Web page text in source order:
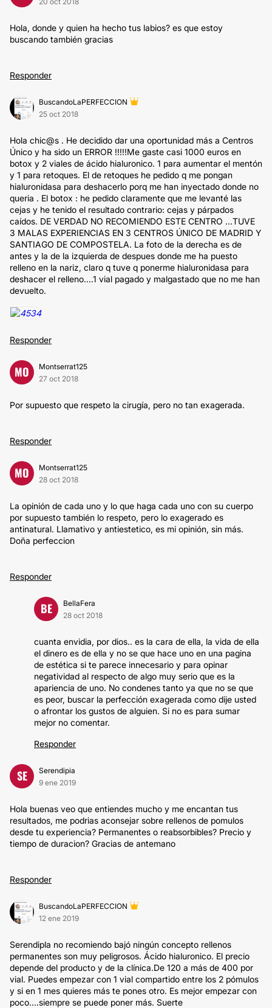
Hola, donde y quien ha hecho tus labios? es que estoy
buscando también gracias
Responder
BuscandoLaPERFECCION
25 oct 2018
Hola chic@s . He decidido dar una oportunidad más a Centros
Único y ha sido un ERROR !!!!!Me gaste casi 1000 euros en
botox y 2 viales de ácido hialuronico. 1 para aumentar el mentón
y 1 para retoques. El de retoques he pedido q me pongan
hialuronidasa para deshacerlo porq me han inyectado donde no
queria . El botox : he pedido claramente que me levanté las
cejas y he tenido el resultado contrario: cejas y párpados
caídos. DE VERDAD NO RECOMIENDO ESTE CENTRO ...TUVE
3 MALAS EXPERIENCIAS EN 3 CENTROS ÚNICO DE MADRID Y
SANTIAGO DE COMPOSTELA. La foto de la derecha es de
antes y la de la izquierda de despues donde me ha puesto
relleno en la nariz, claro q tuve q ponerme hialuronidasa para
deshacer el relleno....1 vial pagado y malgastado que no me han
devuelto.
Responder
MO
Montserrat125
27 oct 2018
Por supuesto que respeto la cirugía, pero no tan exagerada.
Responder
MO
Montserrat125
28 oct 2018
La opinión de cada uno y lo que haga cada uno con su cuerpo
por supuesto también lo respeto, pero lo exagerado es
antinatural. Llamativo y antiestetico, es mi opinión, sin más.
Doña perfeccion
Responder
BE
BellaFera
28 oct 2018
cuanta envidia, por dios.. es la cara de ella, la vida de ella
el dinero es de ella y no se que hace uno en una pagina
de estética si te parece innecesario y para opinar
negatividad al respecto de algo muy serio que es la
apariencia de uno. No condenes tanto ya que no se que
es peor, buscar la perfección exagerada como dije usted
o afrontar los gustos de alguien. Si no es para sumar
mejor no comentar.
Responder
SE
Serendipia
9 ene 2019
Hola buenas veo que entiendes mucho y me encantan tus
resultados, me podrias aconsejar sobre rellenos de pomulos
desde tu experiencia? Permanentes o reabsorbibles? Precio y
tiempo de duracion? Gracias de antemano
Responder
BuscandoLaPERFECCION
12 ene 2019
Serendipla no recomiendo bajó ningún concepto rellenos
permanentes son muy peligrosos. Ácido hialuronico. El precio
depende del producto y de la clínica.De 120 a más de 400 por
vial. Puedes empezar con 1 vial compartido entre los 2 pómulos
y si en 1 mes quieres más te pones otro. Es mejor empezar con
poco....siempre se puede poner más. Suerte